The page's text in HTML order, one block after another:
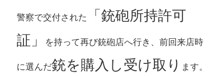
警察で交付された
「銃砲所持許可
証」
を持って再び銃砲店へ行き、前回来店時
に選んだ銃を購入し受け取り ます。